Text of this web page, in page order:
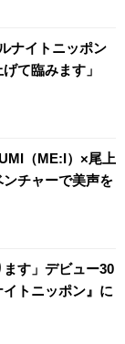
ナイトニッポン
て臨みます」
（ME:I）×尾上
チャーで美声を
ます」デビュー30
トニッポン』に